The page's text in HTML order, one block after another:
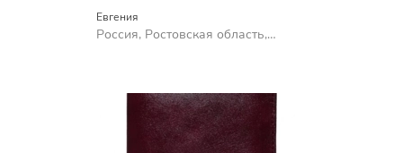
Евгения
Россия, Ростовская область,